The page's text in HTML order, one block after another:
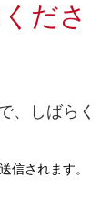
ださ
、しばらく
信されます。